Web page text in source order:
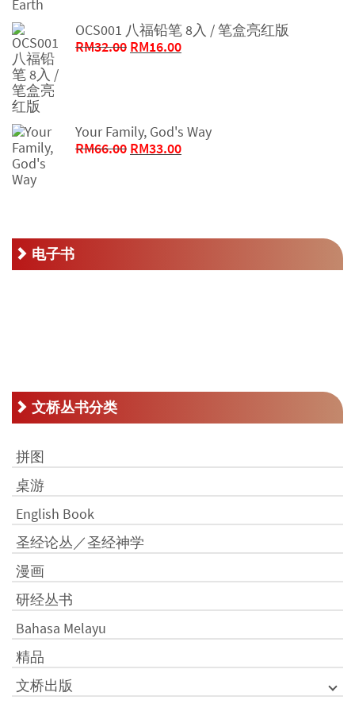
为：
RM35.00。
OCS001 八福铅笔 8入 / 笔盒亮红版
RM32.00 原
RM16.00当
RM16.00。
Your Family, God's Way
RM66.00 原
RM33.00当
RM33.00。
电子书
文桥丛书分类
拼图
桌游
English Book
圣经论丛／圣经神学
漫画
研经丛书
Bahasa Melayu
精品
文桥出版